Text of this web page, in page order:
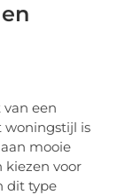
een
woningstijl is
mooie
kiezen voor
dit type